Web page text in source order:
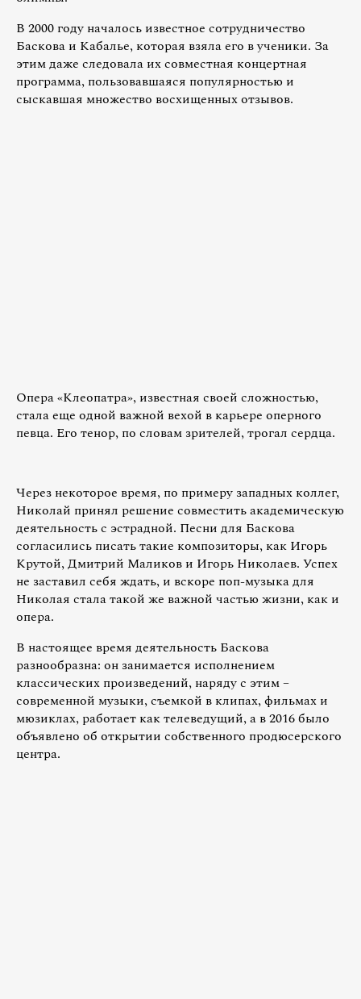
В 2000 году началось известное сотрудничество
Баскова и Кабалье, которая взяла его в ученики. За
этим даже следовала их совместная концертная
программа, пользовавшаяся популярностью и
сыскавшая множество восхищенных отзывов.
Опера «Клеопатра», известная своей сложностью,
стала еще одной важной вехой в карьере оперного
певца. Его тенор, по словам зрителей, трогал сердца.
Через некоторое время, по примеру западных коллег,
Николай принял решение совместить академическую
деятельность с эстрадной. Песни для Баскова
согласились писать такие композиторы, как Игорь
Крутой, Дмитрий Маликов и Игорь Николаев. Успех
не заставил себя ждать, и вскоре поп-музыка для
Николая стала такой же важной частью жизни, как и
опера.
В настоящее время деятельность Баскова
разнообразна: он занимается исполнением
классических произведений, наряду с этим –
современной музыки, съемкой в клипах, фильмах и
мюзиклах, работает как телеведущий, а в 2016 было
объявлено об открытии собственного продюсерского
центра.